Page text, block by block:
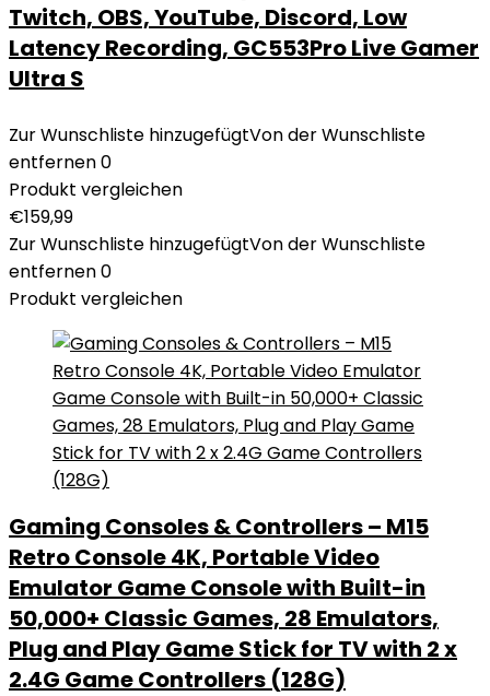
Twitch, OBS, YouTube, Discord, Low
Latency Recording, GC553Pro Live Gamer
Ultra S
Zur Wunschliste hinzugefügtVon der Wunschliste
entfernen0
Produkt vergleichen
€159,99
Zur Wunschliste hinzugefügtVon der Wunschliste
entfernen0
Produkt vergleichen
Gaming Consoles & Controllers – M15
Retro Console 4K, Portable Video
Emulator Game Console with Built-in
50,000+ Classic Games, 28 Emulators,
Plug and Play Game Stick for TV with 2 x
2.4G Game Controllers (128G)